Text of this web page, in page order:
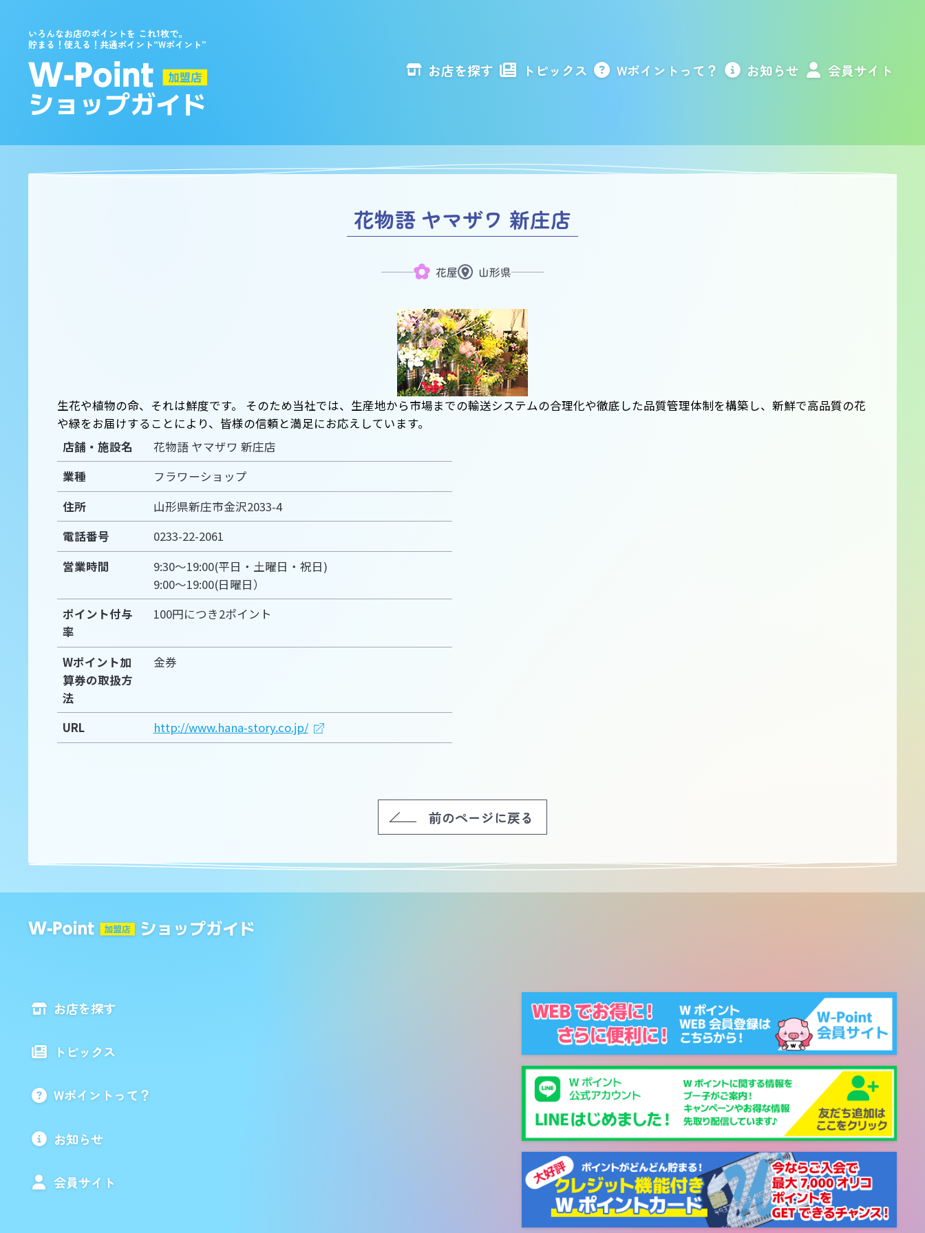
いろんなお店のポイントを これ1枚で。
貯まる！使える！共通ポイント“Wポイント”
お店を探す トピックス Wポイントって？ お知らせ 会員サイト
花物語 ヤマザワ 新庄店
花屋 山形県
生花や植物の命、それは鮮度です。 そのため当社では、生産地から市場までの輸送システムの合理化や徹底した品質管理体制を構築し、新鮮で高品質の花
や緑をお届けすることにより、皆様の信頼と満足にお応えしています。
店舗・施設名
花物語 ヤマザワ 新庄店
業種
フラワーショップ
住所
山形県新庄市金沢2033-4
電話番号
0233-22-2061
営業時間
9:30～19:00(平日・土曜日・祝日)
9:00～19:00(日曜日）
ポイント付与
率
100円につき2ポイント
Wポイント加
算券の取扱方
法
金券
URL http://www.hana-story.co.jp/
前のページに戻る
お店を探す
トピックス
Wポイントって？
お知らせ
会員サイト